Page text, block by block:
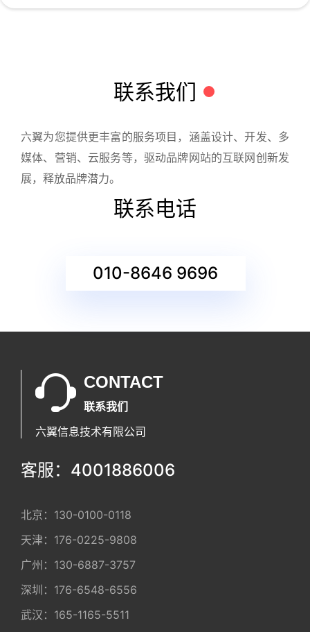
联系我们
六翼为您提供更丰富的服务项目，涵盖设计、开发、多
媒体、营销、云服务等，驱动品牌网站的互联网创新发
展，释放品牌潜力。
联系电话
010-8646 9696
CONTACT
联系我们
六翼信息技术有限公司
客服：4001886006
北京： 130-0100-0118
天津： 176-0225-9808
广州： 130-6887-3757
深圳： 176-6548-6556
武汉： 165-1165-5511